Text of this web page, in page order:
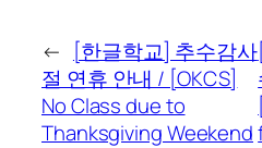
← [한글학교] 추수감사
절 연휴 안내 / [OKCS]
No Class due to
Thanksgiving Weekend